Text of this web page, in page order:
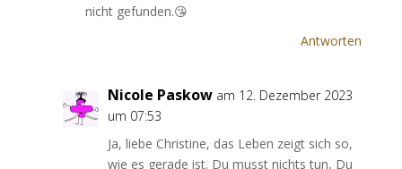
nicht gefunden.😘
Antworten
Nicole Paskow am 12. Dezember 2023
um 07:53
Ja, liebe Christine, das Leben zeigt sich so,
wie es gerade ist. Du musst nichts tun, Du